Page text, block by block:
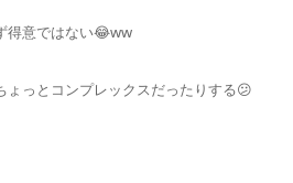
得意ではない😂ww
ょっとコンプレックスだったりする😕